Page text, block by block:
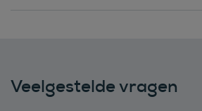
Veelgestelde vragen